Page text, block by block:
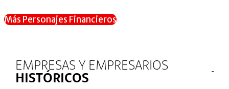
Más Personajes Financieros
EMPRESAS Y EMPRESARIOS
HISTÓRICOS